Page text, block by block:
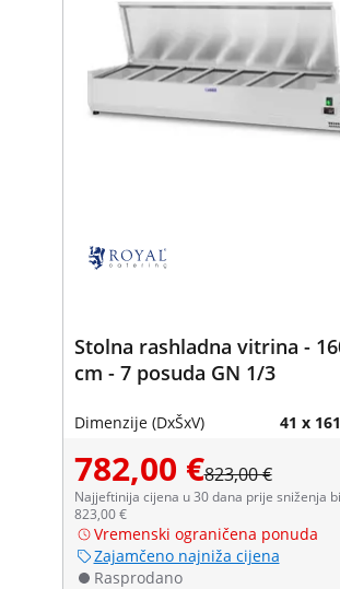
Stolna rashladna vitrina -
cm - 7 posuda GN 1/3
Dimenzije (DxŠxV) 41 x
782,00 €823,00 €
Najjeftinija cijena u 30 dana prije sniženja
823,00 €
Vremenski ograničena ponuda
Zajamčeno najniža cijena
Rasprodano